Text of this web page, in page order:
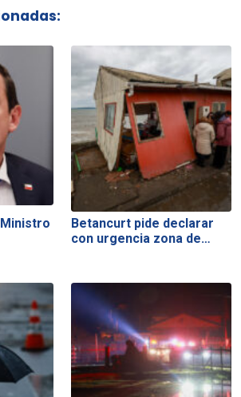
Betancurt pide declarar
con urgencia zona de…